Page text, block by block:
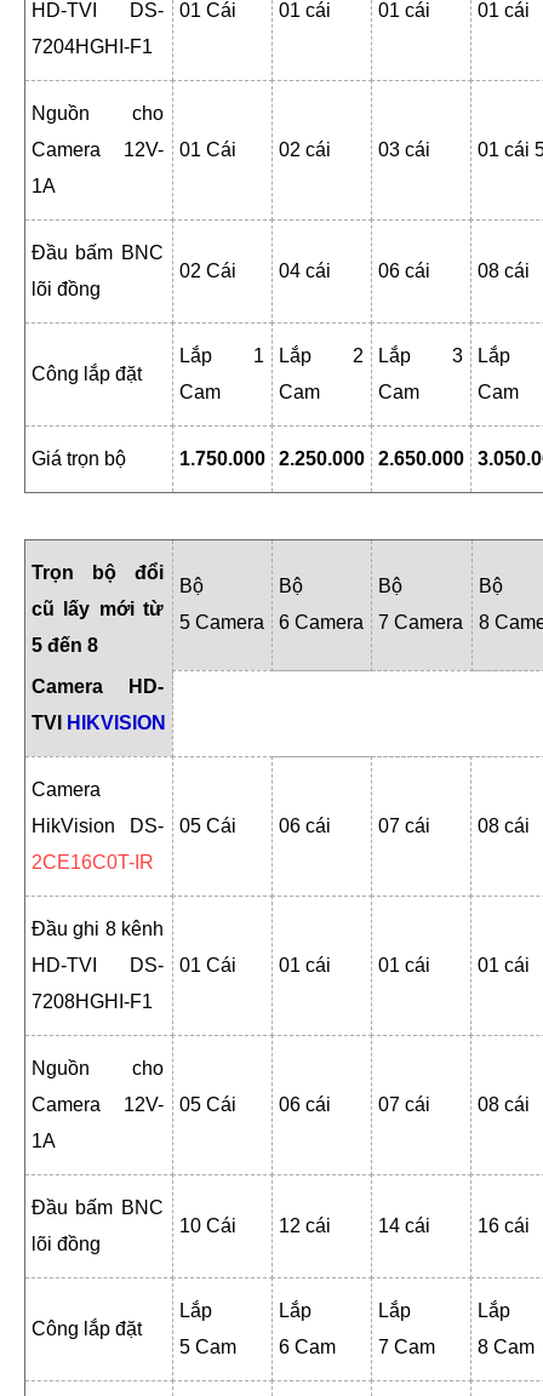
HD-TVI DS-
7204HGHI-F1
01 Cái 01 cái 01 cái 01 cái
Nguồn cho
Camera 12V-
1A
01 Cái 02 cái 03 cái 01 cái
Đầu bấm BNC
lõi đồng
02 Cái 04 cái 06 cái 08 cái
Công lắp đặt
Lắp 1
Cam
Lắp 2
Cam
Lắp 3
Cam
Lắp
Cam
Giá trọn bộ 1.750.000 2.250.000 2.650.000
Trọn bộ đổi
cũ lấy mới từ
5 đến 8
Camera HD-
TVI
HIKVISION
Bộ
5 Camera
Bộ
6 Camera
Bộ
7 Camera
Bộ
8
Camera
HikVision DS-
2CE16C0T-IR
05 Cái 06 cái 07 cái 08 cái
Đầu ghi 8 kênh
HD-TVI DS-
7208HGHI-F1
01 Cái 01 cái 01 cái 01 cái
Nguồn cho
Camera 12V-
1A
05 Cái 06 cái 07 cái 08 cái
Đầu bấm BNC
lõi đồng
10 Cái 12 cái 14 cái 16 cái
Công lắp đặt
Lắp
5 Cam
Lắp
6 Cam
Lắp
7 Cam
Lắp
8 Cam